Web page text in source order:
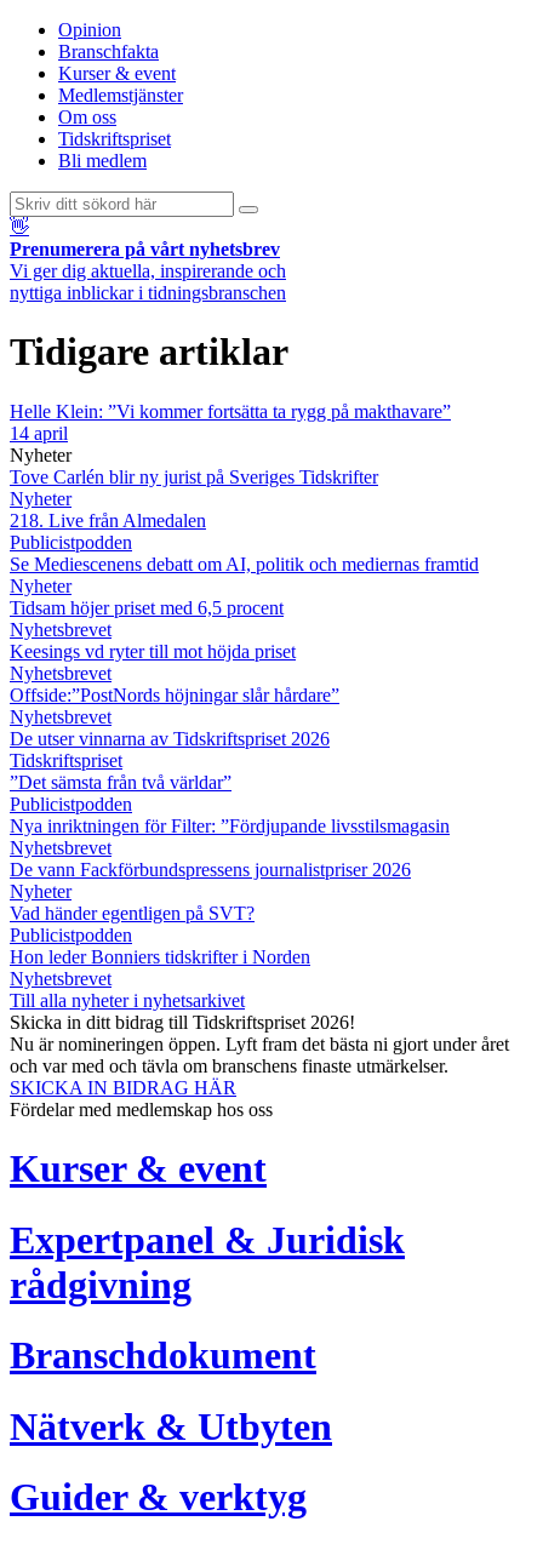
Opinion
Branschfakta
Kurser & event
Medlemstjänster
Om oss
Tidskriftspriset
Bli medlem
👋
Prenumerera på vårt nyhetsbrev
Vi ger dig aktuella, inspirerande och
nyttiga inblickar i tidningsbranschen
Tidigare artiklar
Helle Klein: ”Vi kommer fortsätta ta rygg på makthavare”
14 april
Nyheter
Tove Carlén blir ny jurist på Sveriges Tidskrifter
Nyheter
218. Live från Almedalen
Publicistpodden
Se Mediescenens debatt om AI, politik och mediernas framtid
Nyheter
Tidsam höjer priset med 6,5 procent
Nyhetsbrevet
Keesings vd ryter till mot höjda priset
Nyhetsbrevet
Offside:”PostNords höjningar slår hårdare”
Nyhetsbrevet
De utser vinnarna av Tidskriftspriset 2026
Tidskriftspriset
”Det sämsta från två världar”
Publicistpodden
Nya inriktningen för Filter: ”Fördjupande livsstilsmagasin
Nyhetsbrevet
De vann Fackförbundspressens journalistpriser 2026
Nyheter
Vad händer egentligen på SVT?
Publicistpodden
Hon leder Bonniers tidskrifter i Norden
Nyhetsbrevet
Till alla nyheter i nyhetsarkivet
Skicka in ditt bidrag till Tidskriftspriset 2026!
Nu är nomineringen öppen. Lyft fram det bästa ni gjort under året
och var med och tävla om branschens finaste utmärkelser.
SKICKA IN BIDRAG HÄR
Fördelar med medlemskap hos oss
Kurser & event
Expertpanel & Juridisk
rådgivning
Branschdokument
Nätverk & Utbyten
Guider & verktyg